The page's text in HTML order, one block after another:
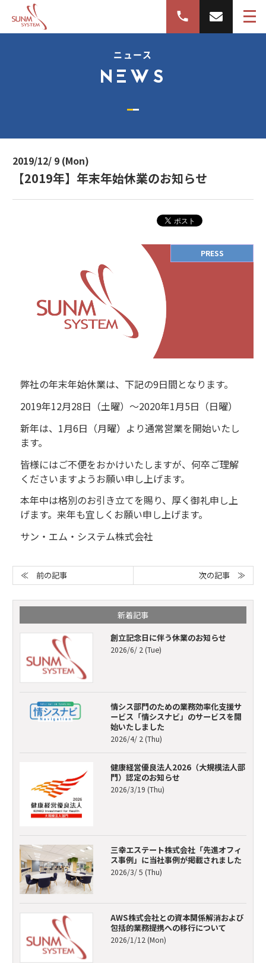
ニュース
NEWS
2019/12/ 9 (Mon)
【2019年】年末年始休業のお知らせ
PRESS
弊社の年末年始休業は、下記の9日間となります。
2019年12月28日（土曜）～2020年1月5日（日曜）
新年は、1月6日（月曜）より通常営業を開始いたし
ます。
皆様にはご不便をおかけいたしますが、何卒ご理解
くださいますようお願い申し上げます。
本年中は格別のお引き立てを賜り、厚く御礼申し上
げます。来年も宜しくお願い申し上げます。
サン・エム・システム株式会社
≪ 前の記事 次の記事 ≫
新着記事
創立記念日に伴う休業のお知らせ
2026/6/ 2 (Tue)
情シス部門のための業務効率化支援サ
ービス「情シスナビ」のサービスを開
始いたしました
2026/4/ 2 (Thu)
健康経営優良法人2026（大規模法人部
門）認定のお知らせ
2026/3/19 (Thu)
三幸エステート株式会社「先進オフィ
ス事例」に当社事例が掲載されました
2026/3/ 5 (Thu)
AWS株式会社との資本関係解消および
包括的業務提携への移行について
2026/1/12 (Mon)